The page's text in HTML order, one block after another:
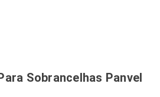
Sobrancelhas Panvel